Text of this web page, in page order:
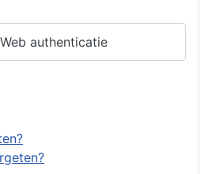
Web authenticatie